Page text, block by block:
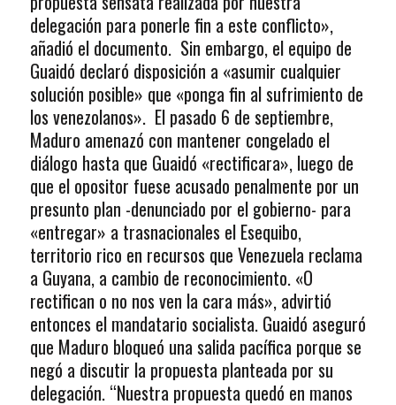
delegación para ponerle fin a este conflicto»,
añadió el documento. Sin embargo, el equipo de
Guaidó declaró disposición a «asumir cualquier
solución posible» que «ponga fin al sufrimiento de
los venezolanos». El pasado 6 de septiembre,
Maduro amenazó con mantener congelado el
diálogo hasta que Guaidó «rectificara», luego de
que el opositor fuese acusado penalmente por un
presunto plan -denunciado por el gobierno- para
«entregar» a trasnacionales el Esequibo,
territorio rico en recursos que Venezuela reclama
a Guyana, a cambio de reconocimiento. «O
rectifican o no nos ven la cara más», advirtió
entonces el mandatario socialista. Guaidó aseguró
que Maduro bloqueó una salida pacífica porque se
negó a discutir la propuesta planteada por su
delegación. “Nuestra propuesta quedó en manos